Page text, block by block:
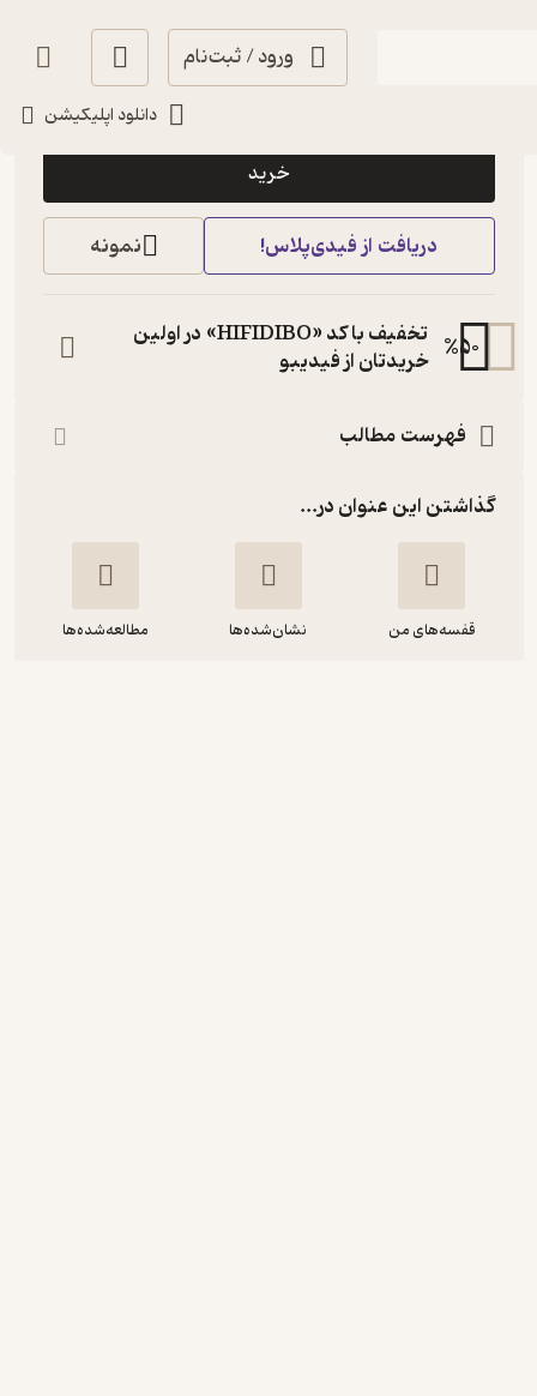
ورود / ثبت‌نام
دانلود اپلیکیشن
10,000تومان
خرید
دریافت از فیدی‌پلاس! نمونه
%50
تخفیف با کد «HIFIDIBO» در اولین
خریدتان از فیدیبو
فهرست مطالب
گذاشتن این عنوان در...
قفسه‌های من نشان‌شده‌ها مطالعه‌شده‌ها